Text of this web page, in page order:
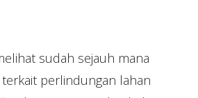
sudah sejauh mana
perlindungan lahan